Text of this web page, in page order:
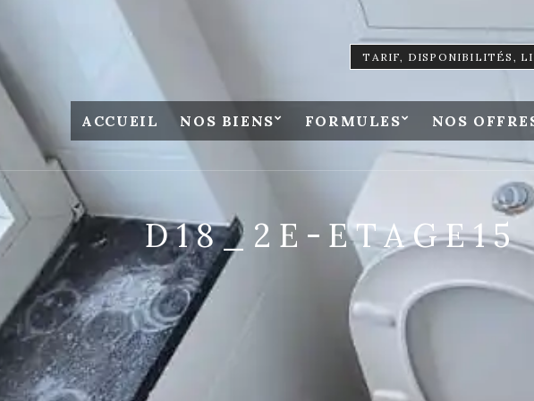
TARIF, DISPONIBILITÉS,
ACCUEIL NOS BIENS FORMULES NOS
D18_2E-ETAGE15